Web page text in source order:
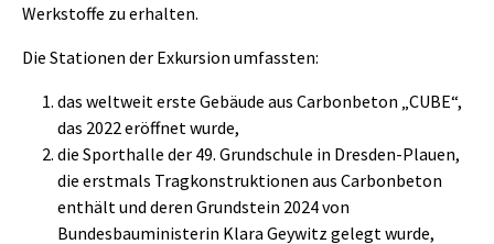
Werkstoffe zu erhalten.
Die Stationen der Exkursion umfassten:
das weltweit erste Gebäude aus Carbonbeton „CUBE“,
das 2022 eröffnet wurde,
die Sporthalle der 49. Grundschule in Dresden-Plauen,
die erstmals Tragkonstruktionen aus Carbonbeton
enthält und deren Grundstein 2024 von
Bundesbauministerin Klara Geywitz gelegt wurde,